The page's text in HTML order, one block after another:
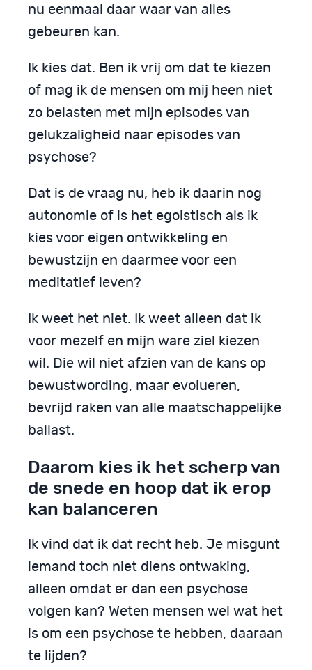
nu eenmaal daar waar van alles
gebeuren kan.
Ik kies dat. Ben ik vrij om dat te kiezen
of mag ik de mensen om mij heen niet
zo belasten met mijn episodes van
gelukzaligheid naar episodes van
psychose?
Dat is de vraag nu, heb ik daarin nog
autonomie of is het egoistisch als ik
kies voor eigen ontwikkeling en
bewustzijn en daarmee voor een
meditatief leven?
Ik weet het niet. Ik weet alleen dat ik
voor mezelf en mijn ware ziel kiezen
wil. Die wil niet afzien van de kans op
bewustwording, maar evolueren,
bevrijd raken van alle maatschappelijke
ballast.
Daarom kies ik het scherp van
de snede en hoop dat ik erop
kan balanceren
Ik vind dat ik dat recht heb. Je misgunt
iemand toch niet diens ontwaking,
alleen omdat er dan een psychose
volgen kan? Weten mensen wel wat het
is om een psychose te hebben, daaraan
te lijden?